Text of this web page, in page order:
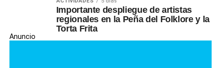
Importante despliegue de artistas
regionales en la Peña del Folklore y la
Torta Frita
Anuncio